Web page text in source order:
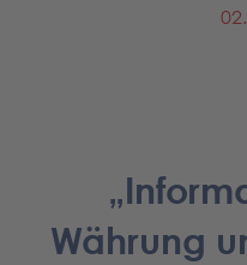
Währung